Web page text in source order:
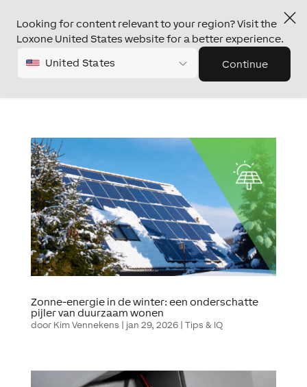
Looking for content relevant to your region? Visit the
Loxone United States website for a better experience.
United States Continue
Zonne-energie in de winter: een onderschatte
pijler van duurzaam wonen
door Kim Vennekens | jan 29, 2026| Tips & IQ